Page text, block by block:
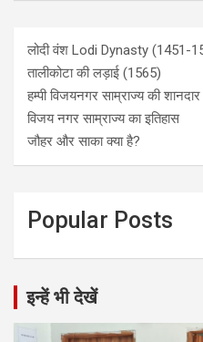
लोदी वंश Lodi Dynasty (1451-
तालीकोटा की लड़ाई (1565)
हम्पी विजयनगर साम्राज्य की शानदार
विजय नगर साम्राज्य का इतिहास
जौहर और साका क्या है?
Popular Posts
इन्हें भी देखें